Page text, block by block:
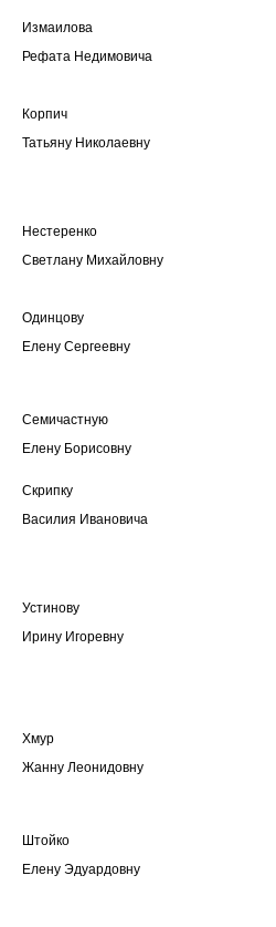
Измаилова
Рефата Недимовича
Корпич
Татьяну Николаевну
Нестеренко
Светлану Михайловну
Одинцову
Елену Сергеевну
Семичастную
Елену Борисовну
Скрипку
Василия Ивановича
Устинову
Ирину Игоревну
Хмур
Жанну Леонидовну
Штойко
Елену Эдуардовну